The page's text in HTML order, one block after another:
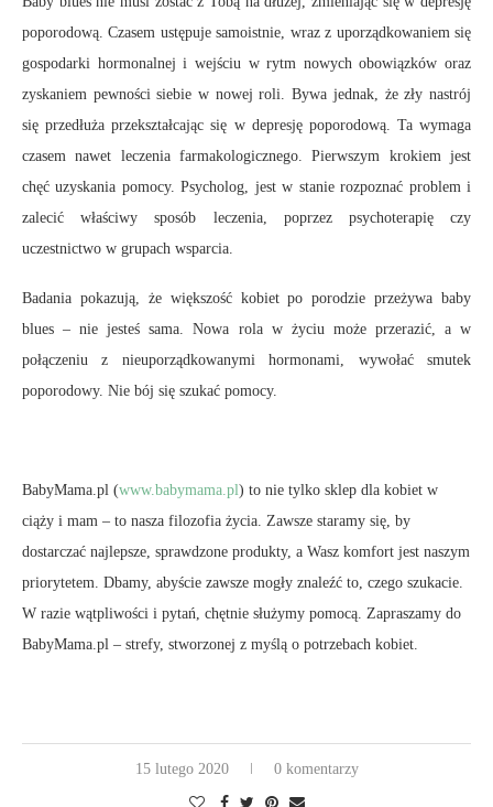
poporodową. Czasem ustępuje samoistnie, wraz z uporządkowaniem się
gospodarki hormonalnej i wejściu w rytm nowych obowiązków oraz
zyskaniem pewności siebie w nowej roli. Bywa jednak, że zły nastrój
się przedłuża przekształcając się w depresję poporodową. Ta wymaga
czasem nawet leczenia farmakologicznego. Pierwszym krokiem jest
chęć uzyskania pomocy. Psycholog, jest w stanie rozpoznać problem i
zalecić właściwy sposób leczenia, poprzez psychoterapię czy
uczestnictwo w grupach wsparcia.
Badania pokazują, że większość kobiet po porodzie przeżywa baby
blues – nie jesteś sama. Nowa rola w życiu może przerazić, a w
połączeniu z nieuporządkowanymi hormonami, wywołać smutek
poporodowy. Nie bój się szukać pomocy.
BabyMama.pl (www.babymama.pl) to nie tylko sklep dla kobiet w
ciąży i mam – to nasza filozofia życia. Zawsze staramy się, by
dostarczać najlepsze, sprawdzone produkty, a Wasz komfort jest naszym
priorytetem. Dbamy, abyście zawsze mogły znaleźć to, czego szukacie.
W razie wątpliwości i pytań, chętnie służymy pomocą. Zapraszamy do
BabyMama.pl – strefy, stworzonej z myślą o potrzebach kobiet.
15 lutego 2020 0 komentarzy